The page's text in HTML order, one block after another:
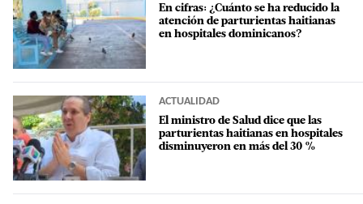
En cifras: ¿Cuánto se ha reducido la
atención de parturientas haitianas
en hospitales dominicanos?
ACTUALIDAD
El ministro de Salud dice que las
parturientas haitianas en hospitales
disminuyeron en más del 30 %